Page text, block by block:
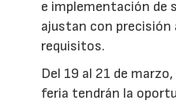
e implementación de
ajustan con precisión
requisitos.
Del 19 al 21 de
feria tendrán la